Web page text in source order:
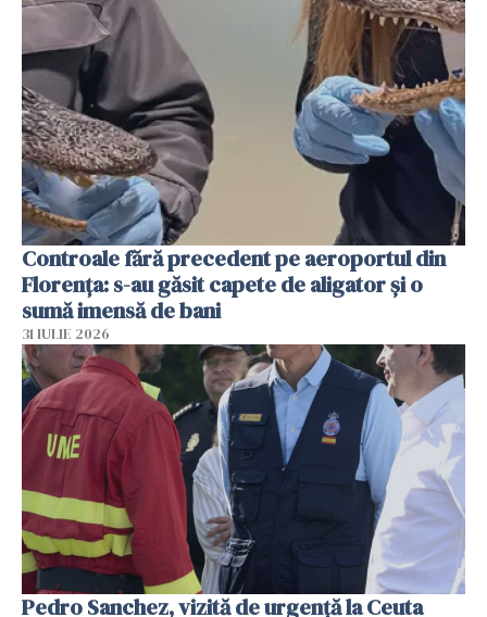
Controale fără precedent pe aeroportul din
Florența: s-au găsit capete de aligator și o
sumă imensă de bani
31 IULIE 2026
Pedro Sanchez, vizită de urgență la Ceuta